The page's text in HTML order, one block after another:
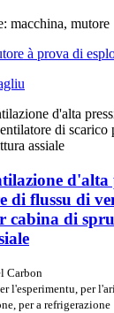
macchina, mutore
à prova di
d'alta
di flussu di
cabina di
Carbon
l'esperimentu, per
per a refrigerazione